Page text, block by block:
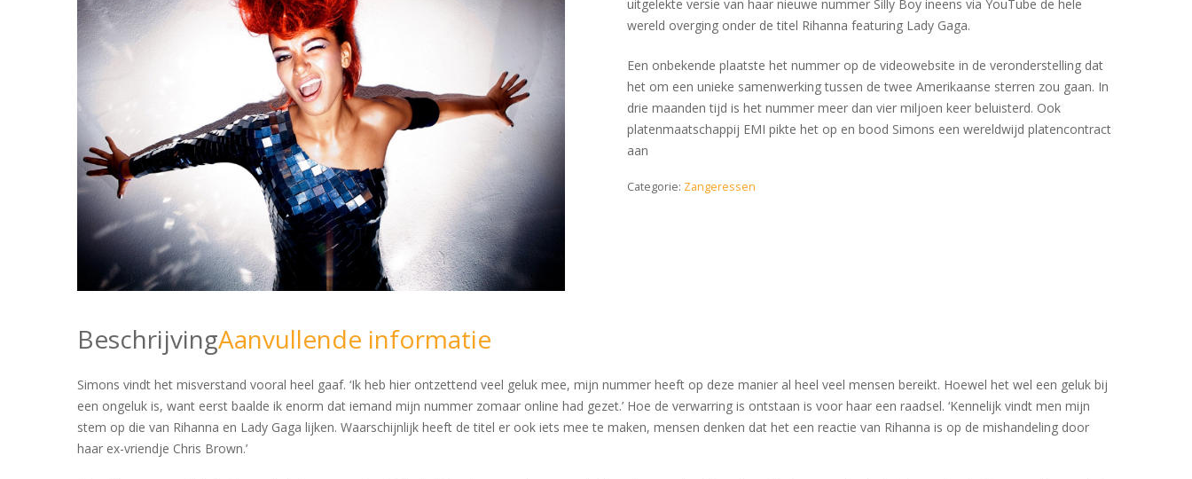
uitgelekte versie van haar nieuwe nummer Silly Boy ineens via YouTube de hele
wereld overging onder de titel Rihanna featuring Lady Gaga.
Een onbekende plaatste het nummer op de videowebsite in de veronderstelling dat
het om een unieke samenwerking tussen de twee Amerikaanse sterren zou gaan. In
drie maanden tijd is het nummer meer dan vier miljoen keer beluisterd. Ook
platenmaatschappij EMI pikte het op en bood Simons een wereldwijd platencontract
aan
Categorie: Zangeressen
BeschrijvingAanvullende informatie
Simons vindt het misverstand vooral heel gaaf. ‘Ik heb hier ontzettend veel geluk mee, mijn nummer heeft op deze manier al heel veel mensen bereikt. Hoewel het wel een geluk bij
een ongeluk is, want eerst baalde ik enorm dat iemand mijn nummer zomaar online had gezet.’ Hoe de verwarring is ontstaan is voor haar een raadsel. ‘Kennelijk vindt men mijn
stem op die van Rihanna en Lady Gaga lijken. Waarschijnlijk heeft de titel er ook iets mee te maken, mensen denken dat het een reactie van Rihanna is op de mishandeling door
haar ex-vriendje Chris Brown.’